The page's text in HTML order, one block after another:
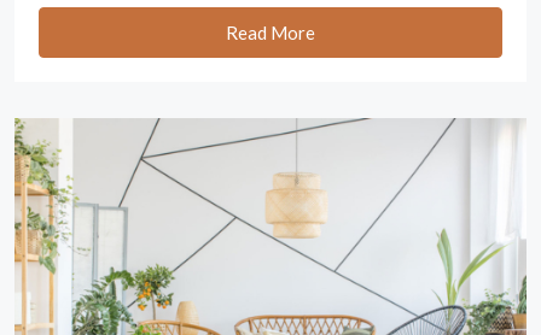
Read More